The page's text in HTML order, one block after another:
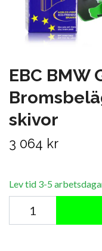
EBC BMW
skivor
3 064 kr
Lev tid 3-5